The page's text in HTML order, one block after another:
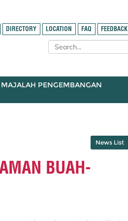
DIRECTORY LOCATION FAQ FEEDBACK
MAJALAH PENGEMBANGAN
News List
BUAH-